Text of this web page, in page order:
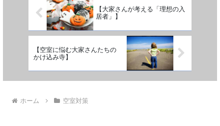
【大家さんが考える「理想の入
居者」】
【空室に悩む大家さんたちの
かけ込み寺】
ホーム 空室対策